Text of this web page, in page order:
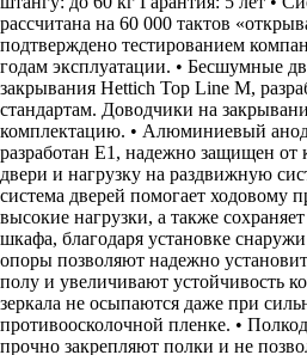
рассчитана на 60 000 тактов
подтверждено тестированием
годам эксплуатации. • Бесшумные
закрывания Hettich Top Line M,
стандартам. Доводчики на
комплектацию. • Алюминиевый
разработан Е1, надежно защищен от
двери и нагрузку на раздвижную
система дверей помогает ходовому
высокие нагрузки, а также
шкафа, благодаря установке
опоры позволяют надежно
полу и увеличивают устойчивость
зеркала не осыпаются даже при
противоосколочной пленке. •
прочно закрепляют полки и не